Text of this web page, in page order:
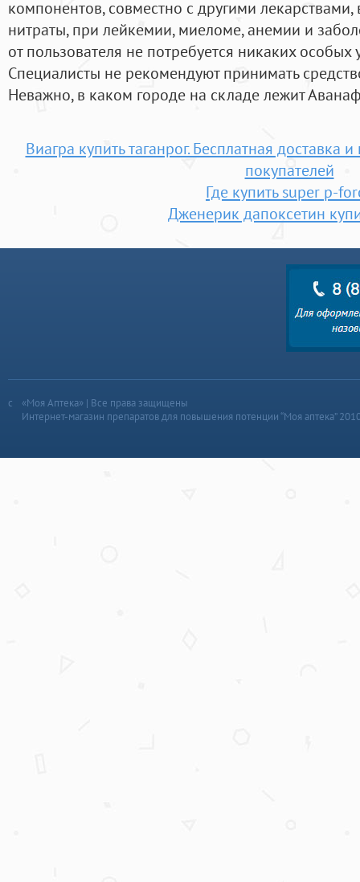
компонентов, совместно с другими лекарствами,
нитраты, при лейкемии, миеломе, анемии и
от пользователя не потребуется никаких
Специалисты не рекомендуют принимать
Неважно, в каком городе на складе лежит
Виагра купить таганрог. Бесплатная
покупателей
Где купить super p-
Дженерик дапоксетин
«Моя Аптека» | Все права защищены
Интернет-магазин препаратов для повышения потенции “Моя аптека”